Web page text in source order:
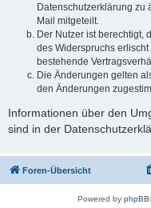
Datenschutzerklärung zu
Mail mitgeteilt.
Der Nutzer ist berechtigt,
des Widerspruchs
bestehende
Die Änderungen gelten
den Änderungen
Informationen über den
sind in der
Foren-Übersicht
Powered by phpBB